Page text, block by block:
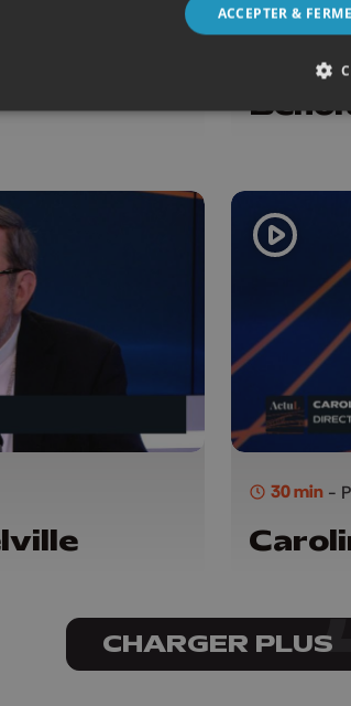
30 min-
30 min -
CHARGER PLUS
ACCEPTER &